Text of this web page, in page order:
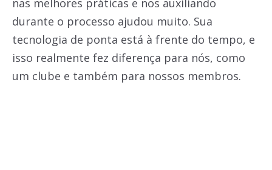
nas melhores práticas e nos auxiliando
durante o processo ajudou muito. Sua
tecnologia de ponta está à frente do tempo, e
isso realmente fez diferença para nós, como
um clube e também para nossos membros.